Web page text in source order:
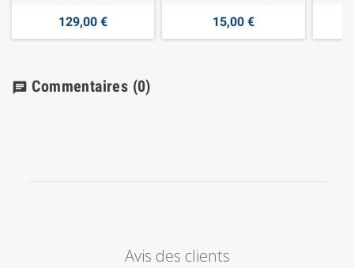
129,00 € 15,00 €
chat Commentaires (0)
Avis des clients